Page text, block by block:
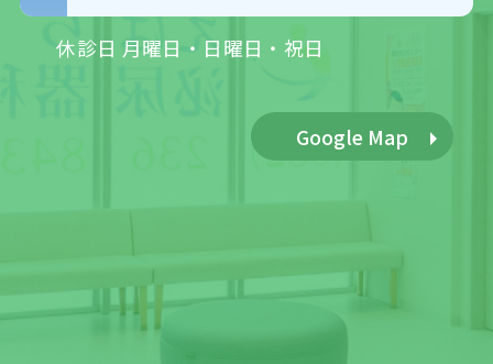
休診日 月曜日・日曜日・祝日
Google Map